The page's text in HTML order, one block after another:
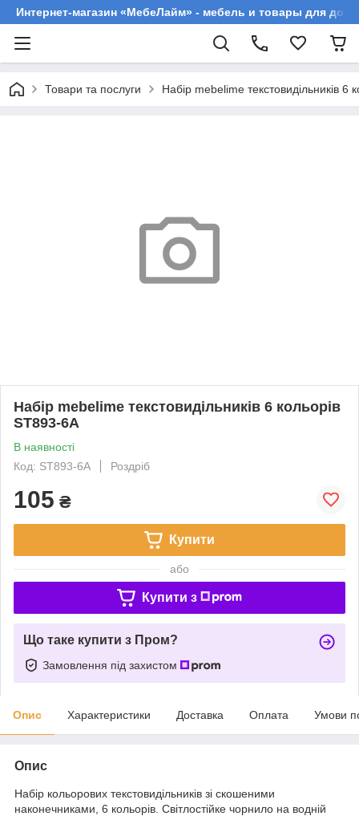
Интернет-магазин «МебеЛайм» - мебель и товары для
Товари та послуги Набір mebelime текстовидільників 6
Набір mebelime текстовидільників 6 кольорів
ST893-6А
В наявності
Код: ST893-6А
Роздріб
105 ₴
Купити
або
Купити з
Що таке купити з Пром?
Замовлення під захистом
Опис Характеристики Доставка Оплата Умови
Опис
Набір кольорових текстовидільників зі скошеними
наконечниками, 6 кольорів. Світлостійке чорнило на водній